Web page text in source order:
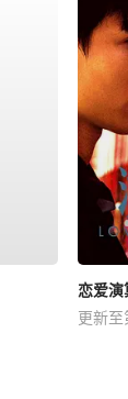
恋爱演
更新